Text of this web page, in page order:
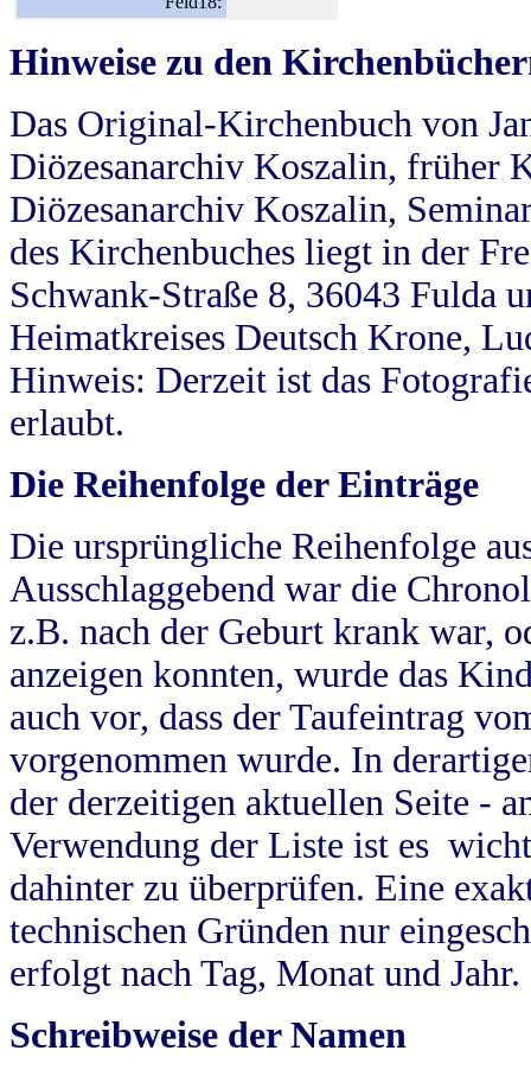
Hinweise zu den
Das Original-Kirchenbuch von
Diözesanarchiv Koszalin, früher
Diözesanarchiv Koszalin,
des Kirchenbuches liegt in der
Schwank-Straße 8, 36043 Fulda
Heimatkreises Deutsch Krone,
Hinweis: Derzeit ist das
erlaubt.
Die Reihenfolge der Einträge
Die ursprüngliche Reihenfolge
Ausschlaggebend war die
z.B. nach der Geburt krank war,
anzeigen konnten, wurde das
auch vor, dass der Taufeintrag
vorgenommen wurde. In
der derzeitigen aktuellen Seite -
Verwendung der Liste ist es
dahinter zu überprüfen. Eine
technischen Gründen nur
erfolgt nach Tag, Monat und Jahr.
Schreibweise der Namen